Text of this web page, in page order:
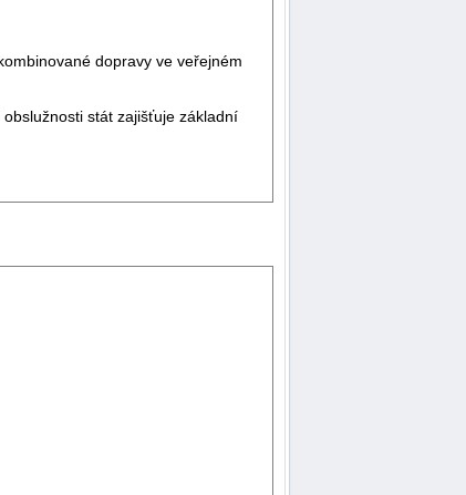
dopravy ve veřejném
stát zajišťuje základní